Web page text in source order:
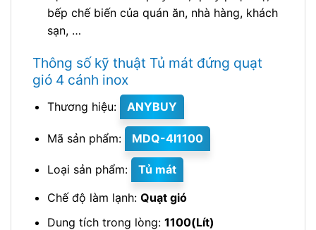
bếp chế biến của quán ăn, nhà hàng, khách
sạn, …
Thông số kỹ thuật Tủ mát đứng quạt
gió 4 cánh inox
Thương hiệu: ANYBUY
Mã sản phẩm: MDQ-4I1100
Loại sản phẩm:
Tủ mát
Chế độ làm lạnh: Quạt gió
Dung tích trong lòng: 1100(Lít)